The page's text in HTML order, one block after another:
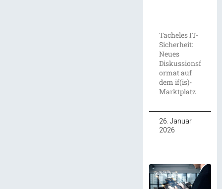
Tacheles IT-
Sicherheit:
Neues
Diskussionsf
ormat auf
dem if(is)-
Marktplatz
26. Januar
2026